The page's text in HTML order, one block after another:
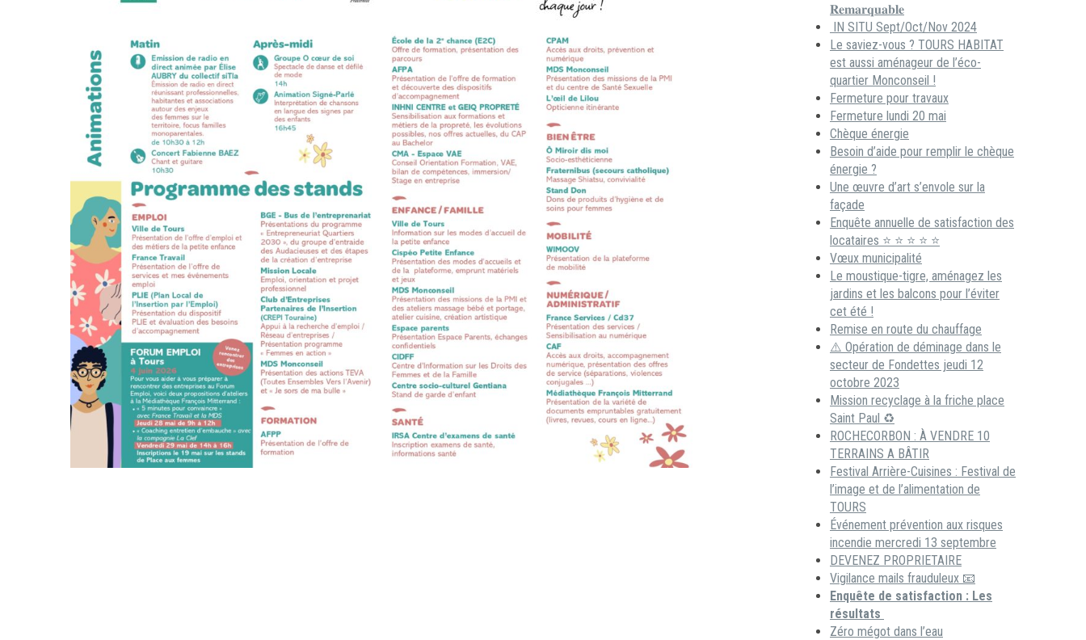
𝐑𝐞𝐦𝐚𝐫𝐪𝐮𝐚𝐛𝐥𝐞
IN SITU Sept/Oct/Nov 2024
Le saviez-vous ? TOURS HABITAT
est aussi aménageur de l’éco-
quartier Monconseil !
Fermeture pour travaux
Fermeture lundi 20 mai
Chèque énergie
Besoin d’aide pour remplir le chèque
énergie ?
Une œuvre d’art s’envole sur la
façade
Enquête annuelle de satisfaction des
locataires ⭐ ⭐ ⭐ ⭐ ⭐
Vœux municipalité
Le moustique-tigre, aménagez les
jardins et les balcons pour l’éviter
cet été !
Remise en route du chauffage
⚠️ Opération de déminage dans le
secteur de Fondettes jeudi 12
octobre 2023
Mission recyclage à la friche place
Saint Paul ♻️
ROCHECORBON : À VENDRE 10
TERRAINS A BÂTIR
Festival Arrière-Cuisines : Festival de
l’image et de l’alimentation de
TOURS
Événement prévention aux risques
incendie mercredi 13 septembre
DEVENEZ PROPRIETAIRE
Vigilance mails frauduleux 📧
Enquête de satisfaction : Les
résultats
Zéro mégot dans l’eau